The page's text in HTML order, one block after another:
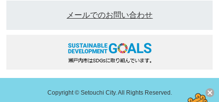
メールでのお問い合わせ
Copyright © Setouchi City. All Rights Reserved.